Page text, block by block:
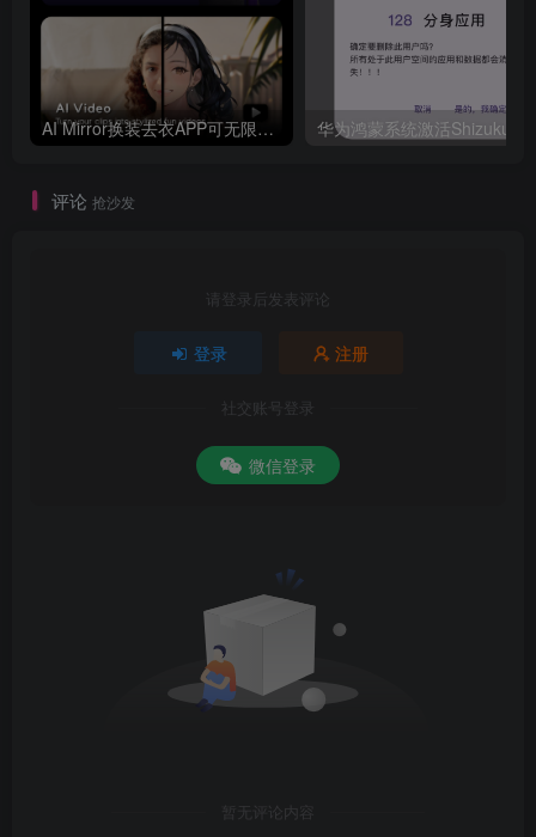
AI Mirror换装去衣APP可无限白嫖！
评论 抢沙发
请登录后发表评论
登录 注册
社交账号登录
微信登录
暂无评论内容